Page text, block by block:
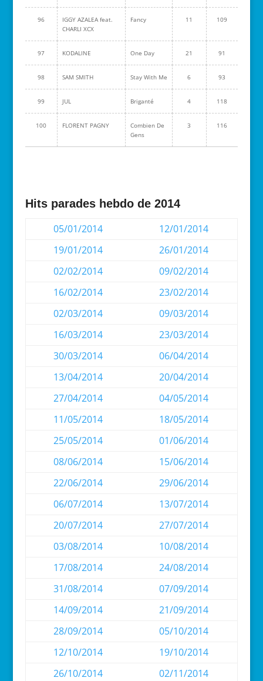
96
IGGY AZALEA feat.
CHARLI XCX
Fancy 11 109
97 KODALINE One Day 21 91
98 SAM SMITH Stay With Me 6 93
99 JUL Briganté 4 118
100 FLORENT PAGNY
Combien De
Gens
3 116
Hits parades hebdo de 2014
05/01/2014
12/01/2014
19/01/2014
26/01/2014
02/02/2014
09/02/2014
16/02/2014
23/02/2014
02/03/2014
09/03/2014
16/03/2014
23/03/2014
30/03/2014
06/04/2014
13/04/2014
20/04/2014
27/04/2014
04/05/2014
11/05/2014
18/05/2014
25/05/2014
01/06/2014
08/06/2014
15/06/2014
22/06/2014
29/06/2014
06/07/2014
13/07/2014
20/07/2014
27/07/2014
03/08/2014
10/08/2014
17/08/2014
24/08/2014
31/08/2014
07/09/2014
14/09/2014
21/09/2014
28/09/2014
05/10/2014
12/10/2014
19/10/2014
26/10/2014
02/11/2014